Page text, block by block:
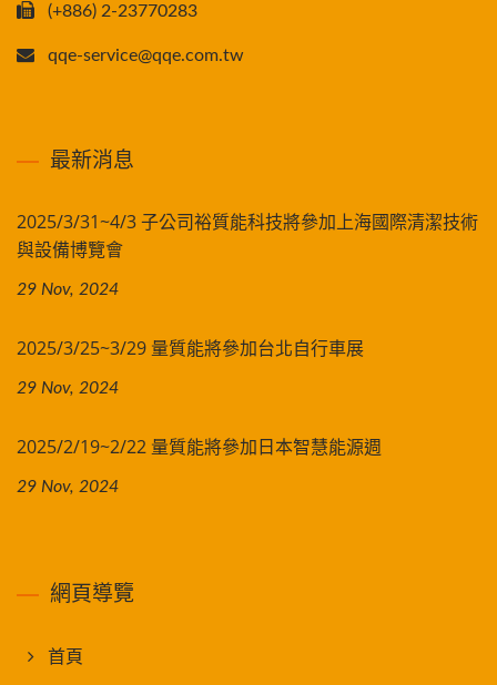
(+886) 2-23770283
qqe-service@qqe.com.tw
最新消息
2025/3/31~4/3 子公司裕質能科技將參加上海國際清潔技術
與設備博覽會
29 Nov, 2024
2025/3/25~3/29 量質能將參加台北自行車展
29 Nov, 2024
2025/2/19~2/22 量質能將參加日本智慧能源週
29 Nov, 2024
網頁導覽
首頁